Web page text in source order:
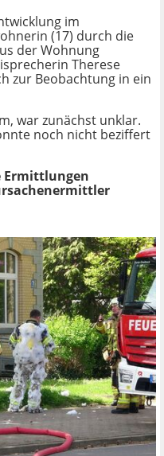
im
(17) durch die
der Wohnung
Therese
zur Beobachtung in ein
war zunächst unklar.
noch nicht beziffert
Ermittlungen